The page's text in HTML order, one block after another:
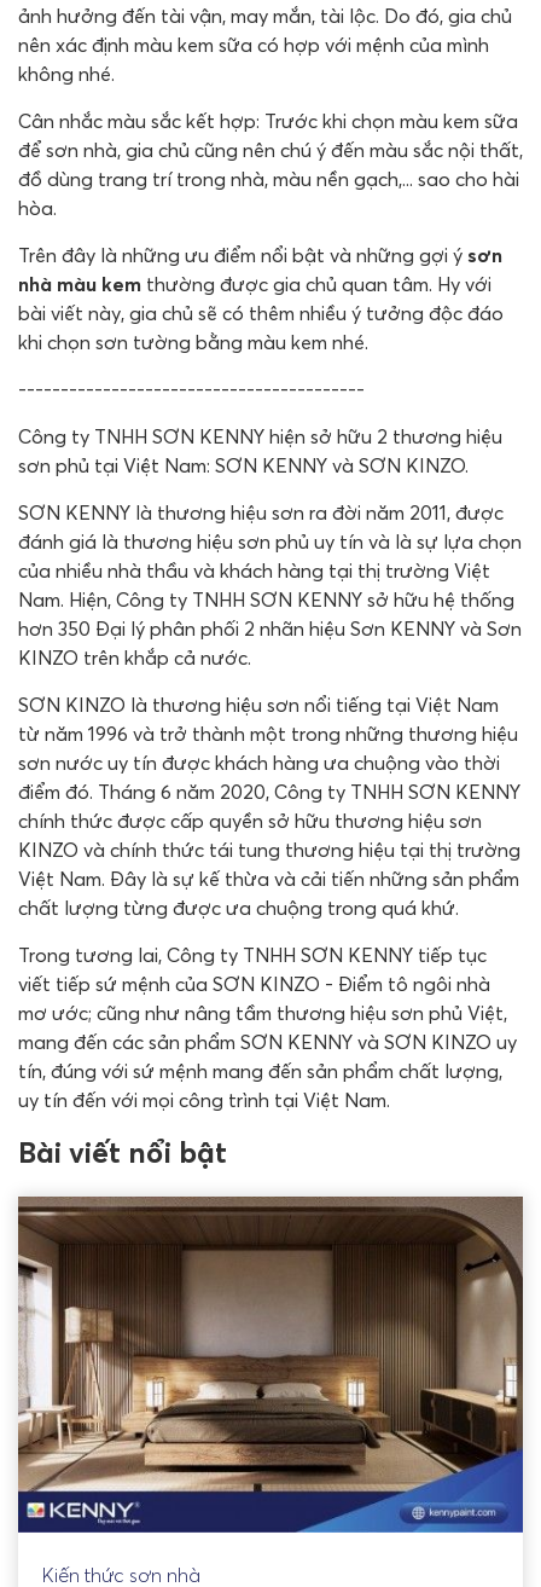
ảnh hưởng đến tài vận, may mắn, tài lộc. Do đó, gia chủ
nên xác định màu kem sữa có hợp với mệnh của mình
không nhé.
Cân nhắc màu sắc kết hợp: Trước khi chọn màu kem sữa
để sơn nhà, gia chủ cũng nên chú ý đến màu sắc nội thất,
đồ dùng trang trí trong nhà, màu nền gạch,... sao cho hài
hòa.
Trên đây là những ưu điểm nổi bật và những gợi ý sơn
nhà màu kem thường được gia chủ quan tâm. Hy với
bài viết này, gia chủ sẽ có thêm nhiều ý tưởng độc đáo
khi chọn sơn tường bằng màu kem nhé.
-----------------------------------------
Công ty TNHH SƠN KENNY hiện sở hữu 2 thương hiệu
sơn phủ tại Việt Nam: SƠN KENNY và SƠN KINZO.
SƠN KENNY là thương hiệu sơn ra đời năm 2011, được
đánh giá là thương hiệu sơn phủ uy tín và là sự lựa chọn
của nhiều nhà thầu và khách hàng tại thị trường Việt
Nam. Hiện, Công ty TNHH SƠN KENNY sở hữu hệ thống
hơn 350 Đại lý phân phối 2 nhãn hiệu Sơn KENNY và Sơn
KINZO trên khắp cả nước.
SƠN KINZO là thương hiệu sơn nổi tiếng tại Việt Nam
từ năm 1996 và trở thành một trong những thương hiệu
sơn nước uy tín được khách hàng ưa chuộng vào thời
điểm đó. Tháng 6 năm 2020, Công ty TNHH SƠN KENNY
chính thức được cấp quyền sở hữu thương hiệu sơn
KINZO và chính thức tái tung thương hiệu tại thị trường
Việt Nam. Đây là sự kế thừa và cải tiến những sản phẩm
chất lượng từng được ưa chuộng trong quá khứ.
Trong tương lai, Công ty TNHH SƠN KENNY tiếp tục
viết tiếp sứ mệnh của SƠN KINZO - Điểm tô ngôi nhà
mơ ước; cũng như nâng tầm thương hiệu sơn phủ Việt,
mang đến các sản phẩm SƠN KENNY và SƠN KINZO uy
tín, đúng với sứ mệnh mang đến sản phẩm chất lượng,
uy tín đến với mọi công trình tại Việt Nam.
Bài viết nổi bật
Kiến thức sơn nhà